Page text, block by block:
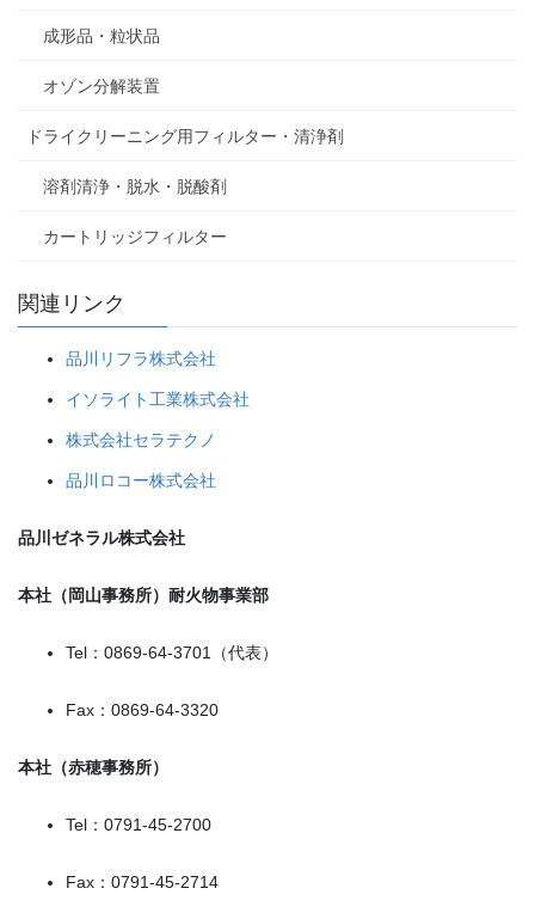
成形品・粒状品
オゾン分解装置
ドライクリーニング用フィルター・清浄剤
溶剤清浄・脱水・脱酸剤
カートリッジフィルター
関連リンク
品川リフラ株式会社
イソライト工業株式会社
株式会社セラテクノ
品川ロコー株式会社
品川ゼネラル株式会社
本社（岡山事務所）耐火物事業部
Tel：0869-64-3701（代表）
Fax：0869-64-3320
本社（赤穂事務所）
Tel：0791-45-2700
Fax：0791-45-2714